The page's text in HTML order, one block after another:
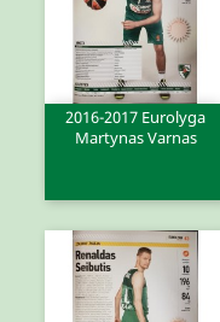
2016-2017 Eurolyga
Martynas Varnas